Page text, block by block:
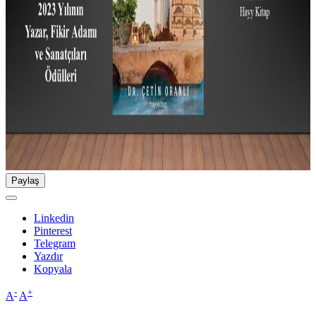
Paylaş
Linkedin
Pinterest
Telegram
Yazdır
Kopyala
A- A+